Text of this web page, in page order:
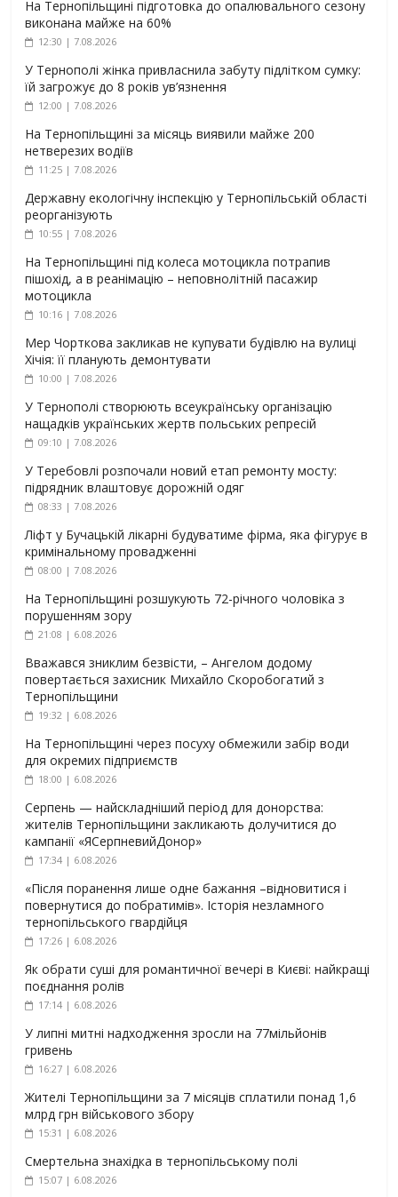
На Тернопільщині підготовка до опалювального сезону
виконана майже на 60%
12:30 | 7.08.2026
У Тернополі жінка привласнила забуту підлітком сумку:
їй загрожує до 8 років ув’язнення
12:00 | 7.08.2026
На Тернопільщині за місяць виявили майже 200
нетверезих водіїв
11:25 | 7.08.2026
Державну екологічну інспекцію у Тернопільській області
реорганізують
10:55 | 7.08.2026
На Тернопільщині під колеса мотоцикла потрапив
пішохід, а в реанімацію – неповнолітній пасажир
мотоцикла
10:16 | 7.08.2026
Мер Чорткова закликав не купувати будівлю на вулиці
Хічія: її планують демонтувати
10:00 | 7.08.2026
У Тернополі створюють всеукраїнську організацію
нащадків українських жертв польських репресій
09:10 | 7.08.2026
У Теребовлі розпочали новий етап ремонту мосту:
підрядник влаштовує дорожній одяг
08:33 | 7.08.2026
Ліфт у Бучацькій лікарні будуватиме фірма, яка фігурує в
кримінальному провадженні
08:00 | 7.08.2026
На Тернопільщині розшукують 72-річного чоловіка з
порушенням зору
21:08 | 6.08.2026
Вважався зниклим безвісти, – Ангелом додому
повертається захисник Михайло Скоробогатий з
Тернопільщини
19:32 | 6.08.2026
На Тернопільщині через посуху обмежили забір води
для окремих підприємств
18:00 | 6.08.2026
Серпень — найскладніший період для донорства:
жителів Тернопільщини закликають долучитися до
кампанії «ЯСерпневийДонор»
17:34 | 6.08.2026
«Після поранення лише одне бажання –відновитися і
повернутися до побратимів». Історія незламного
тернопільського гвардійця
17:26 | 6.08.2026
Як обрати суші для романтичної вечері в Києві: найкращі
поєднання ролів
17:14 | 6.08.2026
У липні митні надходження зросли на 77мільйонів
гривень
16:27 | 6.08.2026
Жителі Тернопільщини за 7 місяців сплатили понад 1,6
млрд грн військового збору
15:31 | 6.08.2026
Смертельна знахідка в тернопільському полі
15:07 | 6.08.2026